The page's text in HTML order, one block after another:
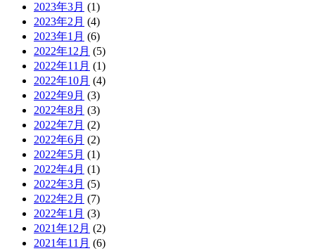
2023年3月 (1)
2023年2月 (4)
2023年1月 (6)
2022年12月 (5)
2022年11月 (1)
2022年10月 (4)
2022年9月 (3)
2022年8月 (3)
2022年7月 (2)
2022年6月 (2)
2022年5月 (1)
2022年4月 (1)
2022年3月 (5)
2022年2月 (7)
2022年1月 (3)
2021年12月 (2)
2021年11月 (6)